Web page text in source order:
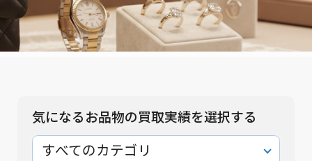
気になるお品物の買取実績を選択する
すべてのカテゴリ